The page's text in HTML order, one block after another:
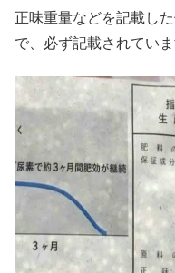
正味重量などを記載し
で、必ず記載されていま